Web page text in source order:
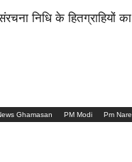
निधि के हितग्राहियों
Ghamasan PM Modi Pm